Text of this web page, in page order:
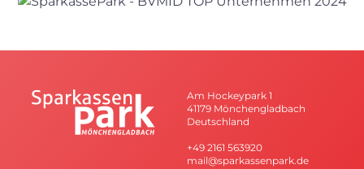
Am Hockeypark 1
41179 Mönchengladbach
Deutschland
+49 2161 563920
mail@sparkassenpark.de